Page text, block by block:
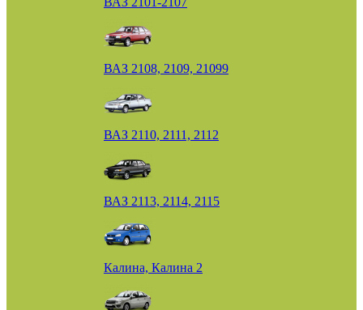
ВАЗ 2108, 2109, 21099
ВАЗ 2110, 2111, 2112
ВАЗ 2113, 2114, 2115
Калина, Калина 2